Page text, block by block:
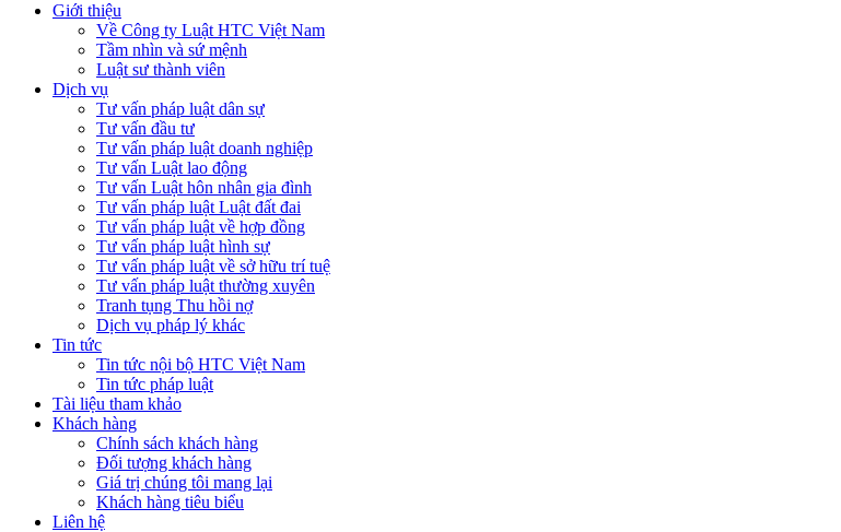
Giới thiệu
Về Công ty Luật HTC Việt Nam
Tầm nhìn và sứ mệnh
Luật sư thành viên
Dịch vụ
Tư vấn pháp luật dân sự
Tư vấn đầu tư
Tư vấn pháp luật doanh nghiệp
Tư vấn Luật lao động
Tư vấn Luật hôn nhân gia đình
Tư vấn pháp luật Luật đất đai
Tư vấn pháp luật về hợp đồng
Tư vấn pháp luật hình sự
Tư vấn pháp luật về sở hữu trí tuệ
Tư vấn pháp luật thường xuyên
Tranh tụng Thu hồi nợ
Dịch vụ pháp lý khác
Tin tức
Tin tức nội bộ HTC Việt Nam
Tin tức pháp luật
Tài liệu tham khảo
Khách hàng
Chính sách khách hàng
Đối tượng khách hàng
Giá trị chúng tôi mang lại
Khách hàng tiêu biểu
Liên hệ